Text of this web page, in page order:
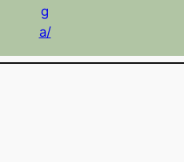
g
a/